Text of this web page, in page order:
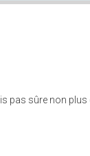
pas sûre non